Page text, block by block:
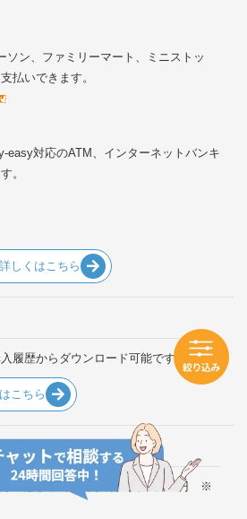
ソン、ファミリーマート、ミニストッ
払いできます。
easy対応のATM、インターネットバンキ
。
しくはこちら
履歴からダウンロード可能です。
こちら
/ 北海道 2,200円 / 沖縄県 3,850円 ※